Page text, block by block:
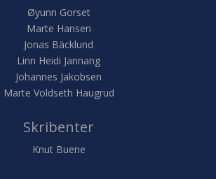
Øyunn Gorset
Marte Hansen
Jonas Bäcklund
Linn Heidi Jannang
Johannes Jakobsen
Marte Voldseth Haugrud
Skribenter
Knut Buene